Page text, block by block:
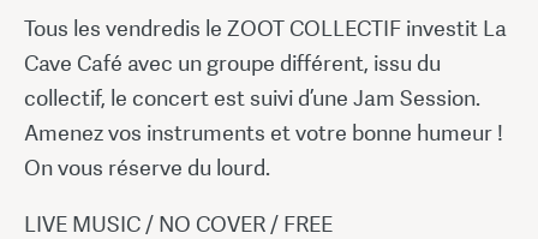
Tous les vendredis le ZOOT COLLECTIF investit La
Cave Café avec un groupe différent, issu du
collectif, le concert est suivi d’une Jam Session.
Amenez vos instruments et votre bonne humeur !
On vous réserve du lourd.
LIVE MUSIC / NO COVER / FREE